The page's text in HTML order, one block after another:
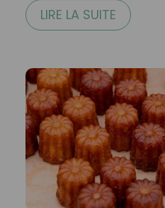
LIRE LA SUITE